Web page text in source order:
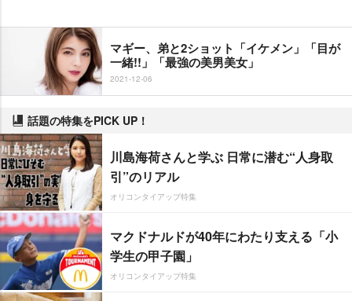
マギー、弟と2ショット「イケメン」「目が
一緒!!」「最強の美男美女」
2021-12-06
話題の特集をPICK UP！
川島海荷さんと学ぶ 日常に潜む“人身取
引”のリアル
オリコンタイアップ特集
マクドナルドが40年にわたり支える「小
学生の甲子園」
オリコンタイアップ特集